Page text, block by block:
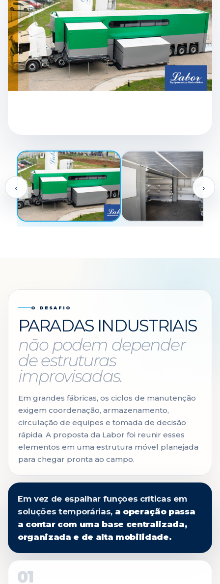
VÍDEO DO PROJETO
VEJA A UNIDADE MÓVEL
OPERACIONAL EM AÇÃO
Uma solução pensada para transformar
deslocamento em produtividade no canteiro
industrial.
AMPLIAR
‹ ›
O DESAFIO
PARADAS INDUSTRIAIS
não podem depender
de estruturas
improvisadas.
Em grandes fábricas, os ciclos de manutenção
exigem coordenação, armazenamento,
circulação de equipes e tomada de decisão
rápida. A proposta da Labor foi reunir esses
elementos em uma estrutura móvel planejada
para chegar pronta ao campo.
Em vez de espalhar funções críticas em
soluções temporárias, a operação passa
a contar com uma base centralizada,
organizada e de alta mobilidade.
01